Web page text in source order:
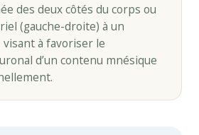
des deux côtés du corps ou
(gauche-droite) à un
à favoriser le
d’un contenu mnésique